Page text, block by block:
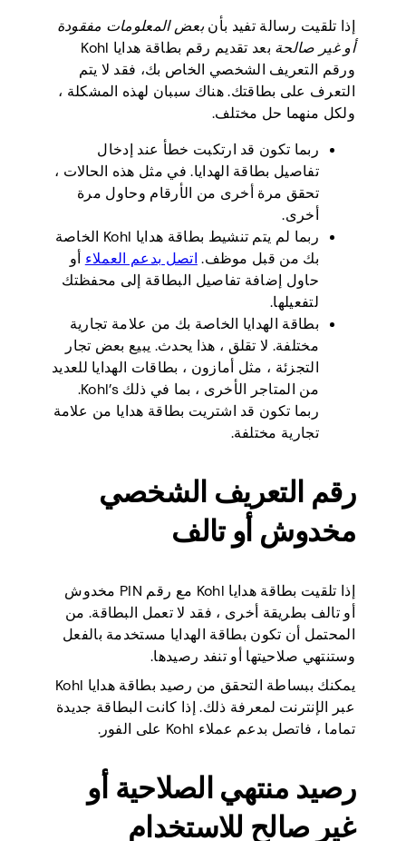
إذا تلقيت رسالة تفيد بأنبعض المعلومات مفقودة
أو غير صالحة
بعد تقديم رقم بطاقة هدايا Kohl
ورقم التعريف الشخصي الخاص بك، فقد لا يتم
التعرف على بطاقتك. هناك سببان لهذه المشكلة ،
ولكل منهما حل مختلف.
ربما تكون قد ارتكبت خطأ عند إدخال
تفاصيل بطاقة الهدايا. في مثل هذه الحالات ،
تحقق مرة أخرى من الأرقام وحاول مرة
أخرى.
ربما لم يتم تنشيط بطاقة هدايا Kohl الخاصة
بك من قبل موظف. اتصل بدعم العملاء أو
حاول إضافة تفاصيل البطاقة إلى محفظتك
لتفعيلها.
بطاقة الهدايا الخاصة بك من علامة تجارية
مختلفة. لا تقلق ، هذا يحدث. يبيع بعض تجار
التجزئة ، مثل أمازون ، بطاقات الهدايا للعديد
من المتاجر الأخرى ، بما في ذلك Kohl’s.
ربما تكون قد اشتريت بطاقة هدايا من علامة
تجارية مختلفة.
رقم التعريف الشخصي
مخدوش أو تالف
إذا تلقيت بطاقة هدايا Kohl مع رقم PIN مخدوش
أو تالف بطريقة أخرى ، فقد لا تعمل البطاقة. من
المحتمل أن تكون بطاقة الهدايا مستخدمة بالفعل
وستنتهي صلاحيتها أو تنفد رصيدها.
يمكنك ببساطة التحقق من رصيد بطاقة هدايا Kohl
عبر الإنترنت لمعرفة ذلك. إذا كانت البطاقة جديدة
تماما ، فاتصل بدعم عملاء Kohl على الفور.
رصيد منتهي الصلاحية أو
غير صالح للاستخدام